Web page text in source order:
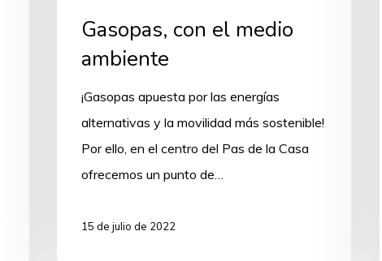
Gasopas, con el medio
ambiente
¡Gasopas apuesta por las energías
alternativas y la movilidad más sostenible!
Por ello, en el centro del Pas de la Casa
ofrecemos un punto de…
15 de julio de 2022